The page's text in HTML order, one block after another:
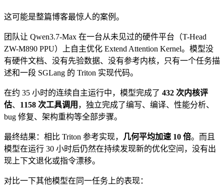
这可能是整篇博客最惊人的案例。
团队让 Qwen3.7-Max 在一台从未见过的硬件平台（T-Head
ZW-M890 PPU）上自主优化 Extend Attention Kernel。模型没
有硬件文档、没有先验数据、没有参考内核，只有一个任务描
述和一段 SGLang 的 Triton 实现代码。
在约 35 小时的连续自主运行中，模型完成了 432 次内核评
估、 1158 次工具调用 ，独立完成了编写、编译、性能分析、
bug 修复、架构重构等全部步骤。
最终结果：相比 Triton 参考实现， 几何平均加速 10 倍。而且
模型在运行 30 小时后仍然在持续发现新的优化空间，没有出
现上下文退化或指令漂移。
对比一下其他模型在同一任务上的表现：